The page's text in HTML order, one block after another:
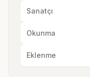
Sanatçı
Okunma
Eklenme